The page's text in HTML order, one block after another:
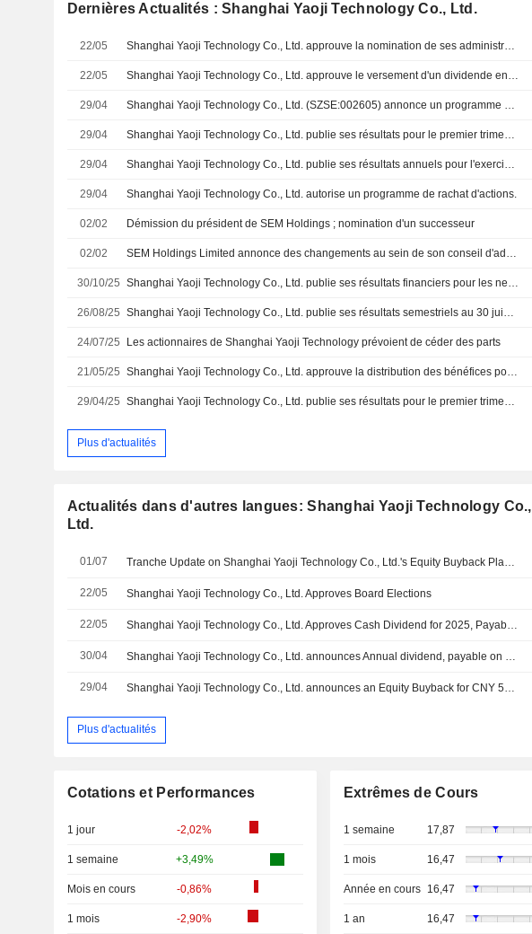
Dernières Actualités : Shanghai Yaoji Technology Co., Ltd.
22/05 Shanghai Yaoji Technology Co., Ltd. approuve la nomination de ses administrateurs
22/05 Shanghai Yaoji Technology Co., Ltd. approuve le versement d'un dividende en numéraire pour l'exercice 2025
29/04 Shanghai Yaoji Technology Co., Ltd. (SZSE:002605) annonce un programme de rachat d'actions.
29/04 Shanghai Yaoji Technology Co., Ltd. publie ses résultats pour le premier trimestre clos le 31 mars 2026
29/04 Shanghai Yaoji Technology Co., Ltd. publie ses résultats annuels pour l'exercice clos le 31 décembre 2025
29/04 Shanghai Yaoji Technology Co., Ltd. autorise un programme de rachat d'actions.
02/02 Démission du président de SEM Holdings ; nomination d'un successeur
02/02 SEM Holdings Limited annonce des changements au sein de son conseil d'administration, à compter du 1er février 2026
30/10/25 Shanghai Yaoji Technology Co., Ltd. publie ses résultats financiers pour les neuf premiers mois de 2025
26/08/25 Shanghai Yaoji Technology Co., Ltd. publie ses résultats semestriels au 30 juin 2025
24/07/25 Les actionnaires de Shanghai Yaoji Technology prévoient de céder des parts
21/05/25 Shanghai Yaoji Technology Co., Ltd. approuve la distribution des bénéfices pour 2024
29/04/25 Shanghai Yaoji Technology Co., Ltd. publie ses résultats pour le premier trimestre clos le 31 mars 2025
Plus d'actualités
Actualités dans d'autres langues: Shanghai Yaoji Technology Co.,
Ltd.
01/07
22/05 Shanghai Yaoji Technology Co., Ltd. Approves Board Elections
22/05
30/04
29/04
Plus d'actualités
Cotations et Performances
1 jour -2,02%
1 semaine +3,49%
Mois en cours -0,86%
1 mois -2,90%
Extrêmes de Cours
1 semaine 17,87
1 mois 16,47
Année en cours 16,47
1 an 16,47